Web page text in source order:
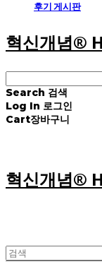
후기 게시판
혁신개념®
Search 검색
Log In 로그인
Cart장바구니
혁신개념®